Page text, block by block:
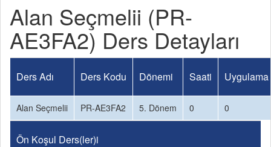
Alan Seçmelii (PR-
AE3FA2) Ders Detayları
Ders Adı Ders Kodu Dönemi Saati
Alan Seçmelii PR-AE3FA2 5. Dönem 0 0
Ön Koşul Ders(ler)i